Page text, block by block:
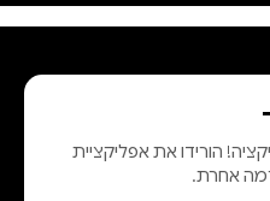
כדי לחיות
והנאה!"סיימון
לחיים
הורידו את אפליקציית
אחרת.